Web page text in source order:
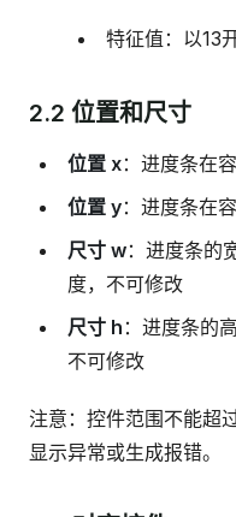
特征值：以13
2.2 位置和尺寸
位置 x：进度条在
位置 y：进度条在
尺寸 w：进度条的
度，不可修改
尺寸 h ：进度条的
不可修改
注意：控件范围不能超
显示异常或生成报错。